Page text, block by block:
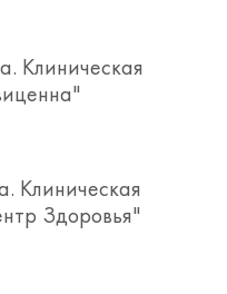
Клиническая
Клиническая
Здоровья"